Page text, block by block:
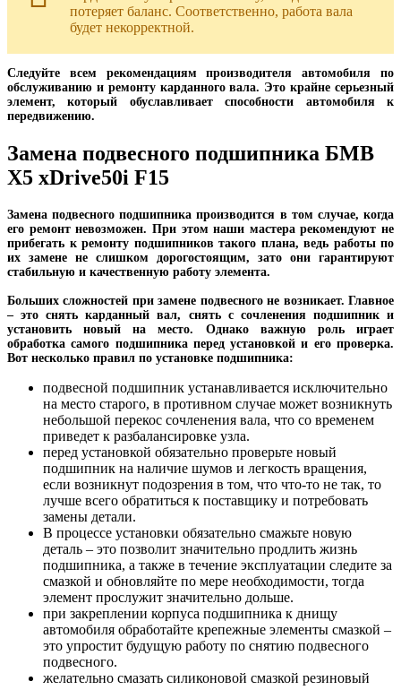
потеряет баланс. Соответственно, работа вала
будет некорректной.
Следуйте всем рекомендациям производителя автомобиля по
обслуживанию и ремонту карданного вала. Это крайне серьезный
элемент, который обуславливает способности автомобиля к
передвижению.
Замена подвесного подшипника БМВ
Х5 xDrive50i F15
Замена подвесного подшипника производится в том случае, когда
его ремонт невозможен. При этом наши мастера рекомендуют не
прибегать к ремонту подшипников такого плана, ведь работы по
их замене не слишком дорогостоящим, зато они гарантируют
стабильную и качественную работу элемента.
Больших сложностей при замене подвесного не возникает. Главное
– это снять карданный вал, снять с сочленения подшипник и
установить новый на место. Однако важную роль играет
обработка самого подшипника перед установкой и его проверка.
Вот несколько правил по установке подшипника:
подвесной подшипник устанавливается исключительно
на место старого, в противном случае может возникнуть
небольшой перекос сочленения вала, что со временем
приведет к разбалансировке узла.
перед установкой обязательно проверьте новый
подшипник на наличие шумов и легкость вращения,
если возникнут подозрения в том, что что-то не так, то
лучше всего обратиться к поставщику и потребовать
замены детали.
В процессе установки обязательно смажьте новую
деталь – это позволит значительно продлить жизнь
подшипника, а также в течение эксплуатации следите за
смазкой и обновляйте по мере необходимости, тогда
элемент прослужит значительно дольше.
при закреплении корпуса подшипника к днищу
автомобиля обработайте крепежные элементы смазкой –
это упростит будущую работу по снятию подвесного
подвесного.
желательно смазать силиконовой смазкой резиновый